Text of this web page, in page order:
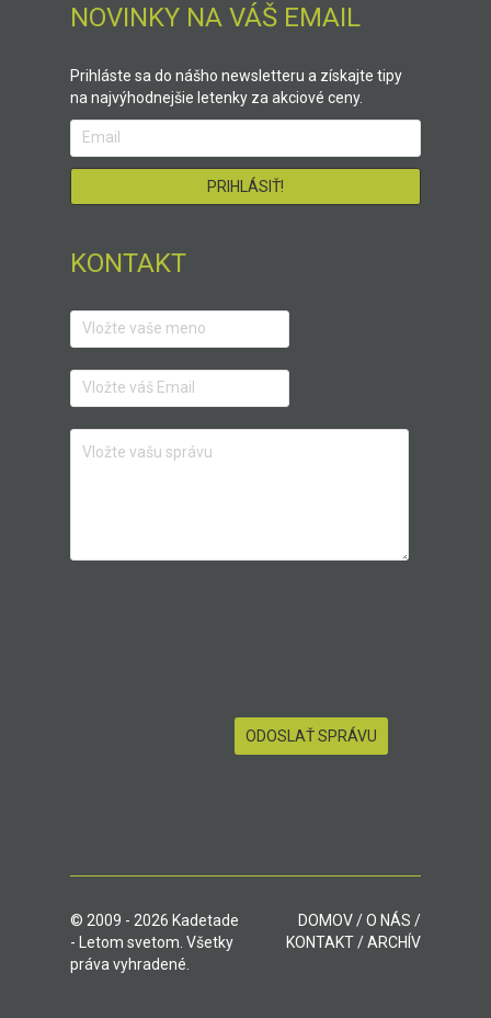
NOVINKY NA VÁŠ EMAIL
Prihláste sa do nášho newsletteru a získajte tipy
na najvýhodnejšie letenky za akciové ceny.
KONTAKT
© 2009 - 2026 Kadetade
- Letom svetom. Všetky
práva vyhradené.
DOMOV/O NÁS /
KONTAKT/ARCHÍV